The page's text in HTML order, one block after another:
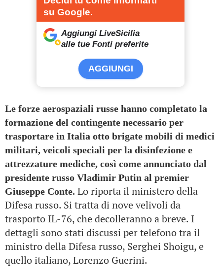
su Google.
Aggiungi LiveSicilia
alle tue Fonti preferite
AGGIUNGI
Le forze aerospaziali russe hanno completato la
formazione del contingente necessario per
trasportare in Italia otto brigate mobili di medici
militari, veicoli speciali per la disinfezione e
attrezzature mediche, così come annunciato dal
presidente russo Vladimir Putin al premier
Giuseppe Conte. Lo riporta il ministero della
Difesa russo. Si tratta di nove velivoli da
trasporto IL-76, che decolleranno a breve. I
dettagli sono statidiscussi per telefono tra il
ministro della Difesa russo, Serghei Shoigu, e
quello italiano, Lorenzo Guerini.